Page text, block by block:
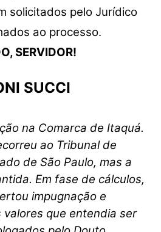
solicitados pelo Jurídico
ao processo.
SERVIDOR!
SUCCI
na Comarca de Itaquá.
ao Tribunal de
de São Paulo, mas a
Em fase de cálculos,
impugnação e
que entendia ser